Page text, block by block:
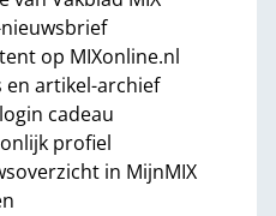
op MIXonline.nl
en artikel-archief
cadeau
profiel
in MijnMIX